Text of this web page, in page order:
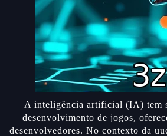
A inteligência artificial (IA) tem
desenvolvimento de jogos,
desenvolvedores. No contexto da